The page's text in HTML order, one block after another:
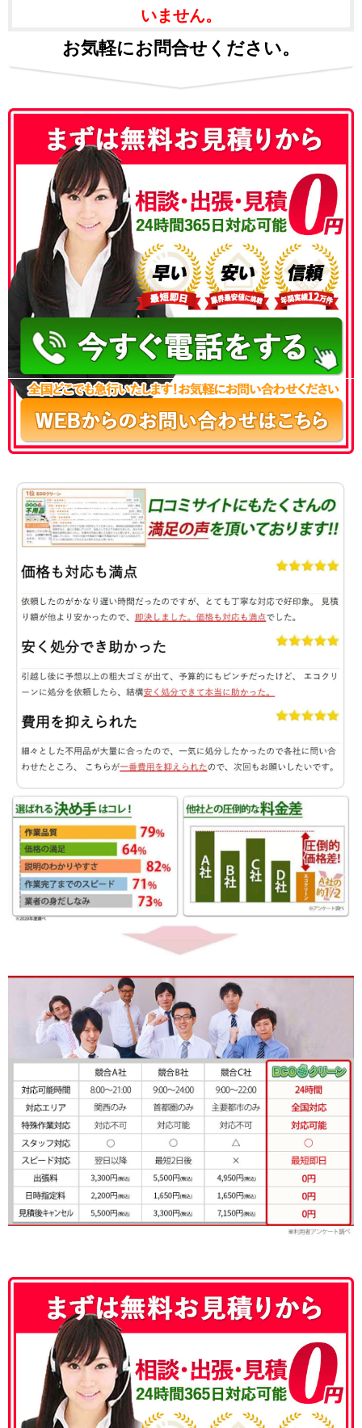
いません。
お気軽にお問合せください。
050-3186-4780